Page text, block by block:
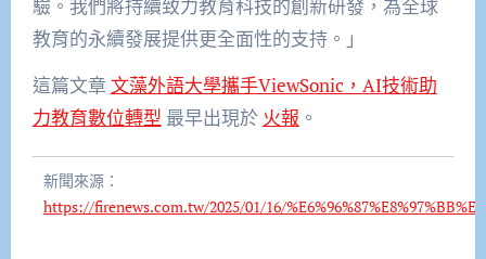
驗。我們將持續致力教育科技的創新研發，為全球
教育的永續發展提供更全面性的支持。」
這篇文章 文藻外語大學攜手ViewSonic，AI技術助
力教育數位轉型 最早出現於 火報 。
新聞來源：
https://firenews.com.tw/2025/01/16/